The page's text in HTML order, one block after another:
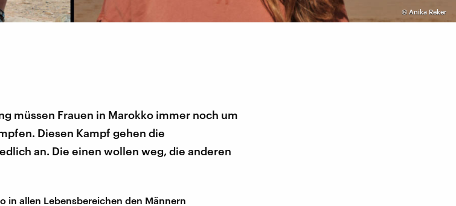
© Anika Reker
müssen Frauen in Marokko immer noch um
Diesen Kampf gehen die
an. Die einen wollen weg, die anderen
in allen Lebensbereichen den Männern